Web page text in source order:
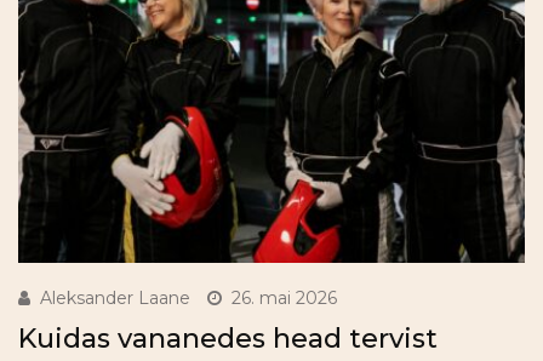
Aleksander Laane 26. mai 2026
Kuidas vananedes head tervist